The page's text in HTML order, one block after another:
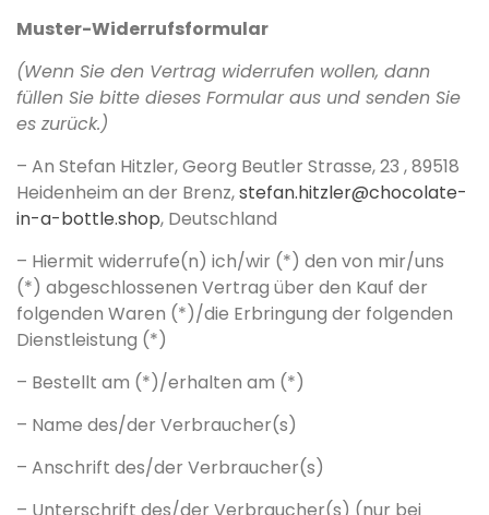
Muster-Widerrufsformular
(Wenn Sie den Vertrag widerrufen wollen, dann
füllen Sie bitte dieses Formular aus und senden Sie
es zurück.)
– An Stefan Hitzler, Georg Beutler Strasse, 23 , 89518
Heidenheim an der Brenz,stefan.hitzler@chocolate-
in-a-bottle.shop, Deutschland
– Hiermit widerrufe(n) ich/wir (*) den von mir/uns
(*) abgeschlossenen Vertrag über den Kauf der
folgenden Waren (*)/die Erbringung der folgenden
Dienstleistung (*)
– Bestellt am (*)/erhalten am (*)
– Name des/der Verbraucher(s)
– Anschrift des/der Verbraucher(s)